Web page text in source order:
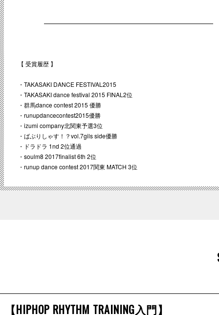
【 受賞履歴 】
・TAKASAKI DANCE FESTIVAL2015
・TAKASAKI dance festival 2015 FINAL2位
・群馬dance contest 2015 優勝
・runupdancecontest2015優勝
・izumi company北関東予選3位
・ばぶりしゃす！？vol.7gils side優勝
・ドラドラ 1nd 2位通過
・soulm8 2017finalist 6th 2位
・runup dance contest 2017関東 MATCH 3位
【HIPHOP RHYTHM TRAINING入門】